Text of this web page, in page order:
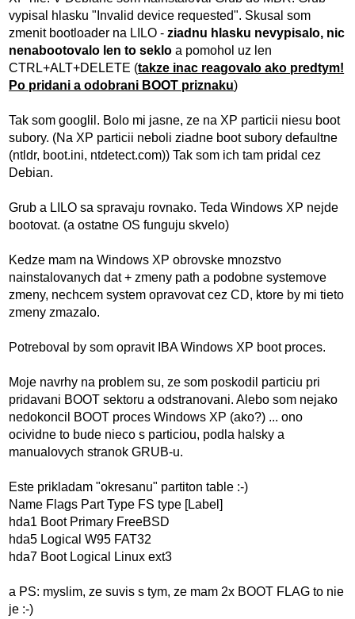
vypisal hlasku "Invalid device requested". Skusal som
zmenit bootloader na LILO -ziadnu hlasku nevypisalo, nic
nenabootovalo len to seklo a pomohol uz len
CTRL+ALT+DELETE (takze inac reagovalo ako predtym!
Po pridani a odobrani BOOT priznaku)
Tak som googlil. Bolo mi jasne, ze na XP particii niesu boot
subory. (Na XP particii neboli ziadne boot subory defaultne
(ntldr, boot.ini, ntdetect.com)) Tak som ich tam pridal cez
Debian.
Grub a LILO sa spravaju rovnako. Teda Windows XP nejde
bootovat. (a ostatne OS funguju skvelo)
Kedze mam na Windows XP obrovske mnozstvo
nainstalovanych dat + zmeny path a podobne systemove
zmeny, nechcem system opravovat cez CD, ktore by mi tieto
zmeny zmazalo.
Potreboval by som opravit IBA Windows XP boot proces.
Moje navrhy na problem su, ze som poskodil particiu pri
pridavani BOOT sektoru a odstranovani. Alebo som nejako
nedokoncil BOOT proces Windows XP (ako?) ... ono
ocividne to bude nieco s particiou, podla halsky a
manualovych stranok GRUB-u.
Este prikladam "okresanu" partiton table :-)
Name Flags Part Type FS type [Label]
hda1 Boot Primary FreeBSD
hda5 Logical W95 FAT32
hda7 Boot Logical Linux ext3
a PS: myslim, ze suvis s tym, ze mam 2x BOOT FLAG to nie
je :-)